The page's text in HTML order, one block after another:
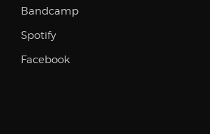
Bandcamp
Spotify
Facebook